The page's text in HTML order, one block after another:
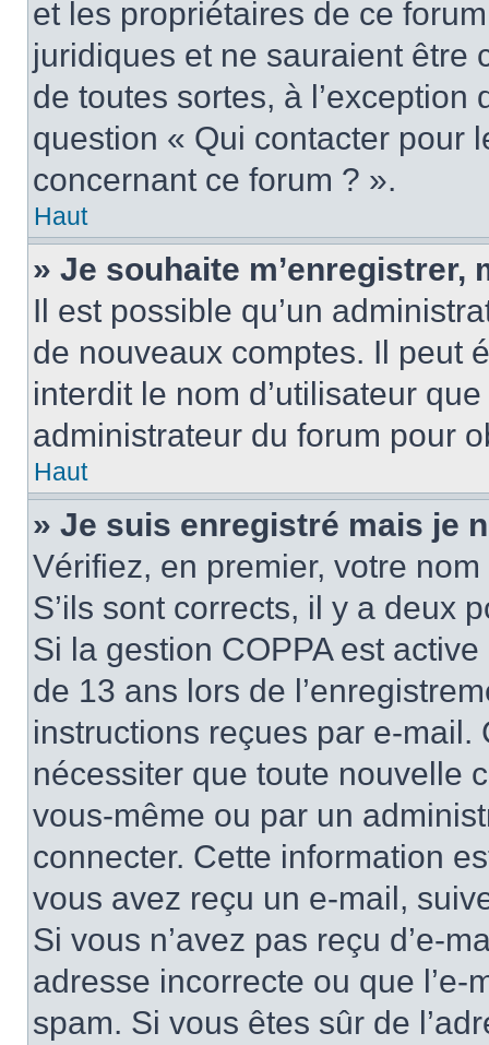
et les propriétaires de ce
juridiques et ne sauraient être
de toutes sortes, à
question « Qui contacter pour
concernant ce forum ? ».
Haut
» Je souhaite m’enregistrer,
Il est possible qu’un
de nouveaux comptes. Il peut
interdit le nom d’utilisateur
administrateur du forum pour
Haut
» Je suis enregistré mais je
Vérifiez, en premier, votre
S’ils sont corrects, il y a deux
Si la gestion COPPA est
de 13 ans lors de
instructions reçues par e-
nécessiter que toute nouvelle
vous-même ou par un
connecter. Cette information
vous avez reçu un e-mail,
Si vous n’avez pas reçu d’e-
adresse incorrecte ou que
spam. Si vous êtes sûr de